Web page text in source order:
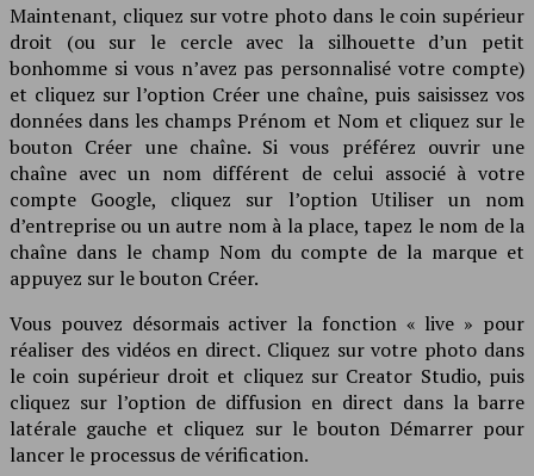
Maintenant, cliquez sur votre photo dans le coin supérieur
droit (ou sur le cercle avec la silhouette d’un petit
bonhomme si vous n’avez pas personnalisé votre compte)
et cliquez sur l’option Créer une chaîne, puis saisissez vos
données dans les champs Prénom et Nom et cliquez sur le
bouton Créer une chaîne. Si vous préférez ouvrir une
chaîne avec un nom différent de celui associé à votre
compte Google, cliquez sur l’option Utiliser un nom
d’entreprise ou un autre nom à la place, tapez le nom de la
chaîne dans le champ Nom du compte de la marque et
appuyez sur le bouton Créer.
Vous pouvez désormais activer la fonction « live » pour
réaliser des vidéos en direct. Cliquez sur votre photo dans
le coin supérieur droit et cliquez sur Creator Studio, puis
cliquez sur l’option de diffusion en direct dans la barre
latérale gauche et cliquez sur le bouton Démarrer pour
lancer le processus de vérification.